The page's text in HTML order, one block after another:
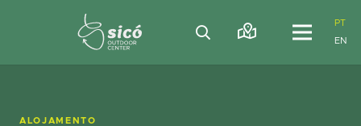
PT
EN
ALOJAMENTO